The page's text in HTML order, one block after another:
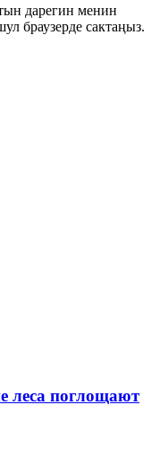
дарегин менин
браузерде сактаңыз.
леса поглощают